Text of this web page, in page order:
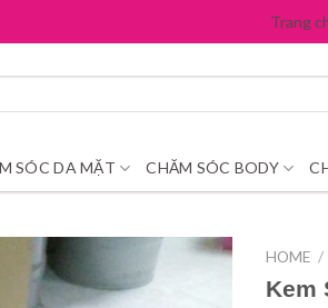
Trang
SÓC DA MẶT CHĂM SÓC BODY
HOME /
Kem